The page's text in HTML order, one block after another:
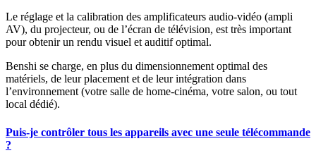
Le réglage et la calibration des amplificateurs audio-vidéo (ampli
AV), du projecteur, ou de l’écran de télévision, est très important
pour obtenir un rendu visuel et auditif optimal.
Benshi se charge, en plus du dimensionnement optimal des
matériels, de leur placement et de leur intégration dans
l’environnement (votre salle de home-cinéma, votre salon, ou tout
local dédié).
Puis-je contrôler tous les appareils avec une seule télécommande
?